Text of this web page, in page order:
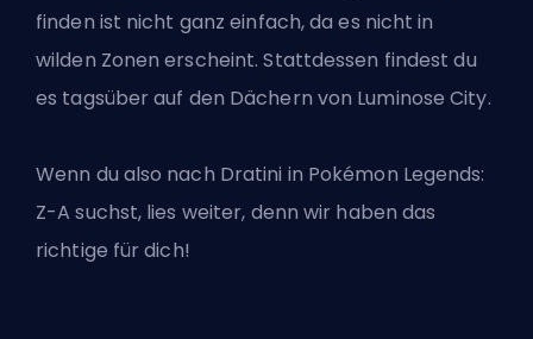
finden ist nicht ganz einfach, da es nicht in
wilden Zonen erscheint. Stattdessen findest du
es tagsüber auf den Dächern von Luminose City.
Wenn du also nach Dratini in Pokémon Legends:
Z-A suchst, lies weiter, denn wir haben das
richtige für dich!